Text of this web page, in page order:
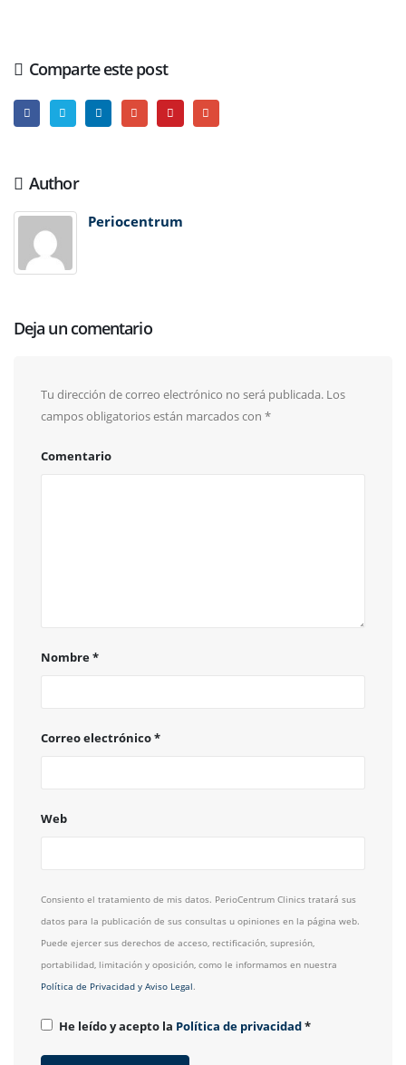
Comparte este post
Author
Periocentrum
Deja un comentario
Tu dirección de correo electrónico no será publicada. Los
campos obligatorios están marcados con *
Comentario
Nombre*
Correo electrónico*
Web
Consiento el tratamiento de mis datos. PerioCentrum Clinics tratará sus
datos para la publicación de sus consultas u opiniones en la página web.
Puede ejercer sus derechos de acceso, rectificación, supresión,
portabilidad, limitación y oposición, como le informamos en nuestra
Política de Privacidad y Aviso Legal.
He leído y acepto la Política de privacidad*